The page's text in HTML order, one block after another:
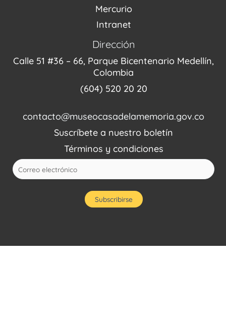
Mercurio
Intranet
Dirección
Calle 51 #36 – 66, Parque Bicentenario Medellín,
Colombia
(604) 520 20 20
contacto@museocasadelamemoria.gov.co
Suscríbete a nuestro boletín
Términos y condiciones